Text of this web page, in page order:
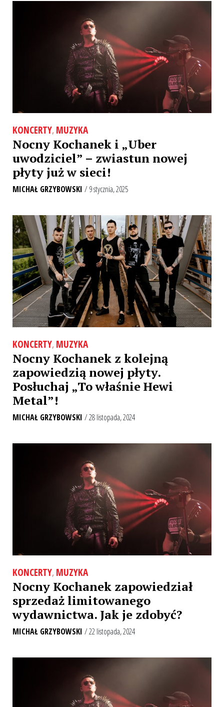
KONCERTY, MUZYKA
Nocny Kochanek i „Uber
uwodziciel” – zwiastun nowej
płyty już w sieci!
MICHAŁ GRZYBOWSKI / 9 stycznia, 2025
KONCERTY, MUZYKA
Nocny Kochanek z kolejną
zapowiedzią nowej płyty.
Posłuchaj „To właśnie Hewi
Metal”!
MICHAŁ GRZYBOWSKI / 28 listopada, 2024
KONCERTY, MUZYKA
Nocny Kochanek zapowiedział
sprzedaż limitowanego
wydawnictwa. Jak je zdobyć?
MICHAŁ GRZYBOWSKI / 22 listopada, 2024